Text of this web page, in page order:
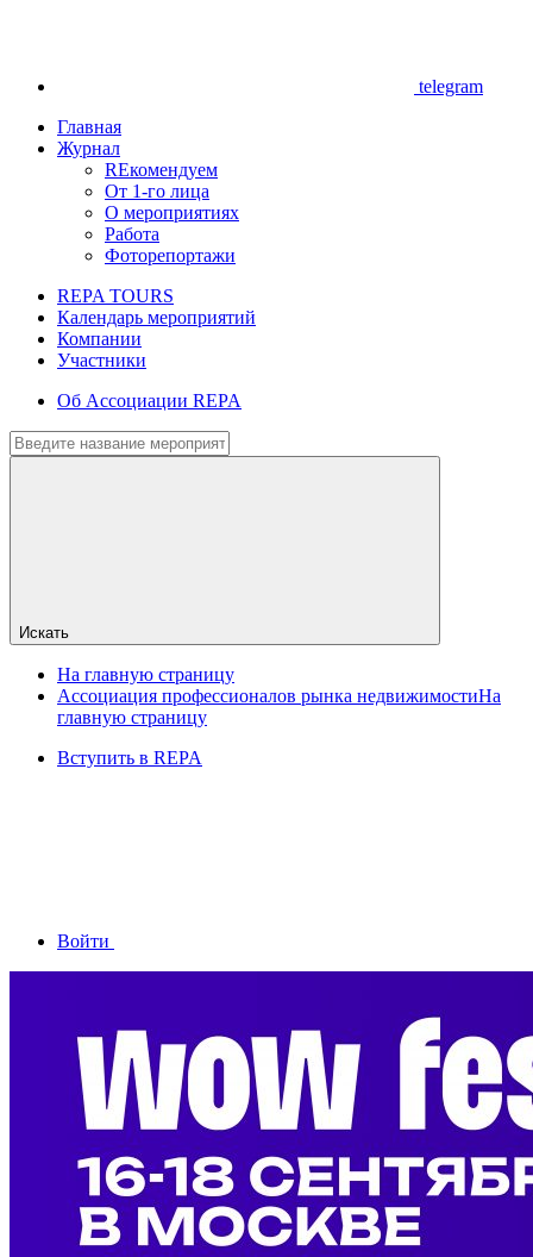
telegram
Главная
Журнал
REкомендуем
От 1-го лица
О мероприятиях
Работа
Фоторепортажи
REPA TOURS
Календарь мероприятий
Компании
Участники
Об Ассоциации REPA
Искать
На главную страницу
Ассоциация профессионалов рынка недвижимостиНа
главную страницу
Вступить в REPA
Войти